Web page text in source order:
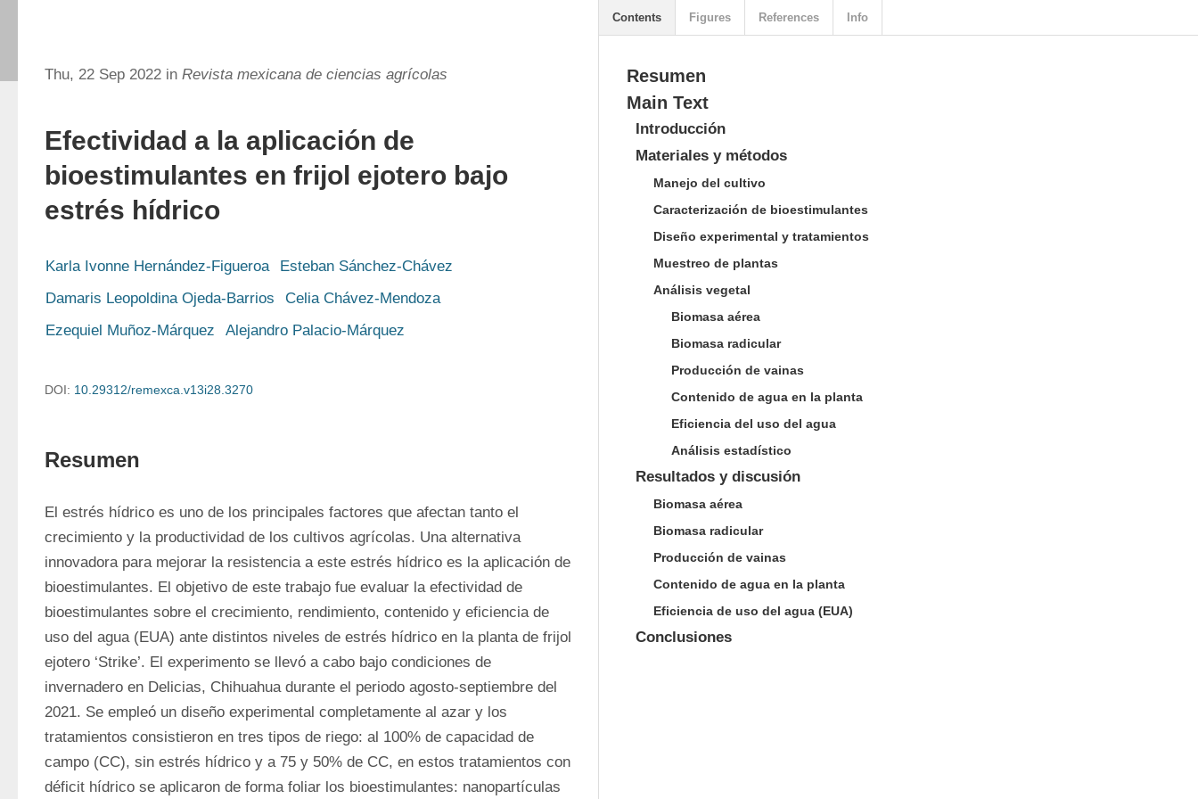
Thu, 22 Sep 2022 in Revista mexicana de ciencias agrícolas
Efectividad a la aplicación de
bioestimulantes en frijol ejotero bajo
estrés hídrico
Karla Ivonne Hernández-Figueroa
Esteban Sánchez-Chávez
Damaris Leopoldina Ojeda-Barrios
Celia Chávez-Mendoza
Ezequiel Muñoz-Márquez
Alejandro Palacio-Márquez
DOI: 10.29312/remexca.v13i28.3270
Resumen
El estrés hídrico es uno de los principales factores que afectan tanto el
crecimiento y la productividad de los cultivos agrícolas. Una alternativa
innovadora para mejorar la resistencia a este estrés hídrico es la aplicación de
bioestimulantes. El objetivo de este trabajo fue evaluar la efectividad de
bioestimulantes sobre el crecimiento, rendimiento, contenido y eficiencia de
uso del agua (EUA) ante distintos niveles de estrés hídrico en la planta de frijol
ejotero ‘Strike’. El experimento se llevó a cabo bajo condiciones de
invernadero en Delicias, Chihuahua durante el periodo agosto-septiembre del
2021. Se empleó un diseño experimental completamente al azar y los
tratamientos consistieron en tres tipos de riego: al 100% de capacidad de
campo (CC), sin estrés hídrico y a 75 y 50% de CC, en estos tratamientos con
déficit hídrico se aplicaron de forma foliar los bioestimulantes: nanopartículas
Resumen
Main Text
Introducción
Materiales y métodos
Manejo del cultivo
Caracterización de bioestimulantes
Diseño experimental y tratamientos
Muestreo de plantas
Análisis vegetal
Biomasa aérea
Biomasa radicular
Producción de vainas
Contenido de agua en la planta
Eficiencia del uso del agua
Análisis estadístico
Resultados y discusión
Biomasa aérea
Biomasa radicular
Producción de vainas
Contenido de agua en la planta
Eficiencia de uso del agua (EUA)
Conclusiones
Contents Figures References Info